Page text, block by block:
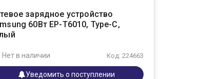
зарядное устройство
60Вт EP-T6010, Type-C,
Код: 224663
Нет в наличии
Уведомить о поступлении